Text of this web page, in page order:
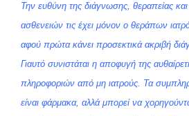
Την ευθύνη της διάγνωσης, θεραπείας
ασθενειών τις έχει μόνον ο θεράπων
αφού πρώτα κάνει προσεκτικά ακριβή
Γιαυτό συνιστάται η αποφυγή της
πληροφοριών από μη ιατρούς. Τα
είναι φάρμακα, αλλά μπορεί να